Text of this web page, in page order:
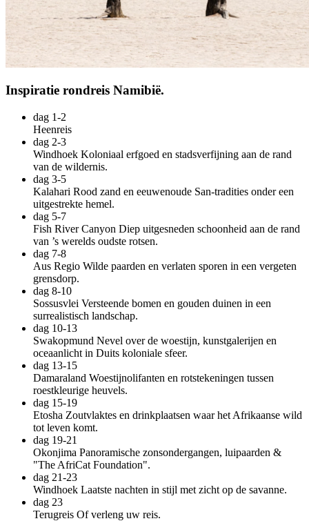
Inspiratie rondreis Namibië.
dag 1-2
Heenreis
dag 2-3
Windhoek Koloniaal erfgoed en stadsverfijning aan de rand
van de wildernis.
dag 3-5
Kalahari Rood zand en eeuwenoude San-tradities onder een
uitgestrekte hemel.
dag 5-7
Fish River Canyon Diep uitgesneden schoonheid aan de rand
van ’s werelds oudste rotsen.
dag 7-8
Aus Regio Wilde paarden en verlaten sporen in een vergeten
grensdorp.
dag 8-10
Sossusvlei Versteende bomen en gouden duinen in een
surrealistisch landschap.
dag 10-13
Swakopmund Nevel over de woestijn, kunstgalerijen en
oceaanlicht in Duits koloniale sfeer.
dag 13-15
Damaraland Woestijnolifanten en rotstekeningen tussen
roestkleurige heuvels.
dag 15-19
Etosha Zoutvlaktes en drinkplaatsen waar het Afrikaanse wild
tot leven komt.
dag 19-21
Okonjima Panoramische zonsondergangen, luipaarden &
"The AfriCat Foundation".
dag 21-23
Windhoek Laatste nachten in stijl met zicht op de savanne.
dag 23
Terugreis Of verleng uw reis.